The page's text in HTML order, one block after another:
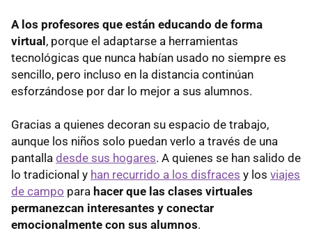
A los profesores que están educando de forma
virtual , porque el adaptarse a herramientas
tecnológicas que nunca habían usado no siempre es
sencillo, pero incluso en la distancia continúan
esforzándose por dar lo mejor a sus alumnos.
Gracias a quienes decoran su espacio de trabajo,
aunque los niños solo puedan verlo a través de una
pantalla desde sus hogares. A quienes se han salido de
lo tradicional y han recurrido a los disfraces y los viajes
de campo para hacer que las clases virtuales
permanezcan interesantes y conectar
emocionalmente con sus alumnos.